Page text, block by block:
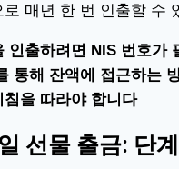
매년 한 번 인출할 수
인출하려면 NIS 번호가
통해 잔액에 접근하는
을 따라야 합니다
선물 출금: 단